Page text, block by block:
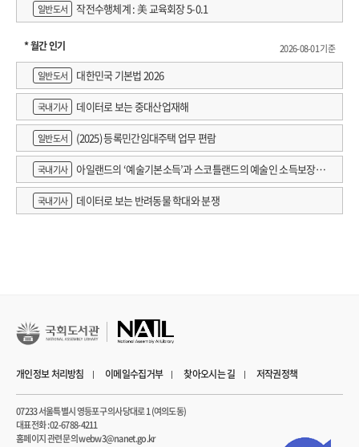
일반도서 작전수행체계 : 美 교육회장 5-0.1
* 월간 인기
2026-08-01 기준
일반도서
대한민국 기본법 2026
국내기사 데이터로 보는 중대산업재해
일반도서 (2025) 등록민간임대주택 업무 편람
국내기사
아일랜드의 ‘예술기본소득’과 스코틀랜드의 예술인 소득보장정
책 논의
국내기사 데이터로 보는 반려동물 학대와 분쟁
개인정보 처리방침 이메일수집거부 찾아오시는 길 저작권정책
07233 서울특별시 영등포구 의사당대로 1 (여의도동)
대표전화 : 02-6788-4211
홈페이지 관련 문의 webw3@nanet.go.kr